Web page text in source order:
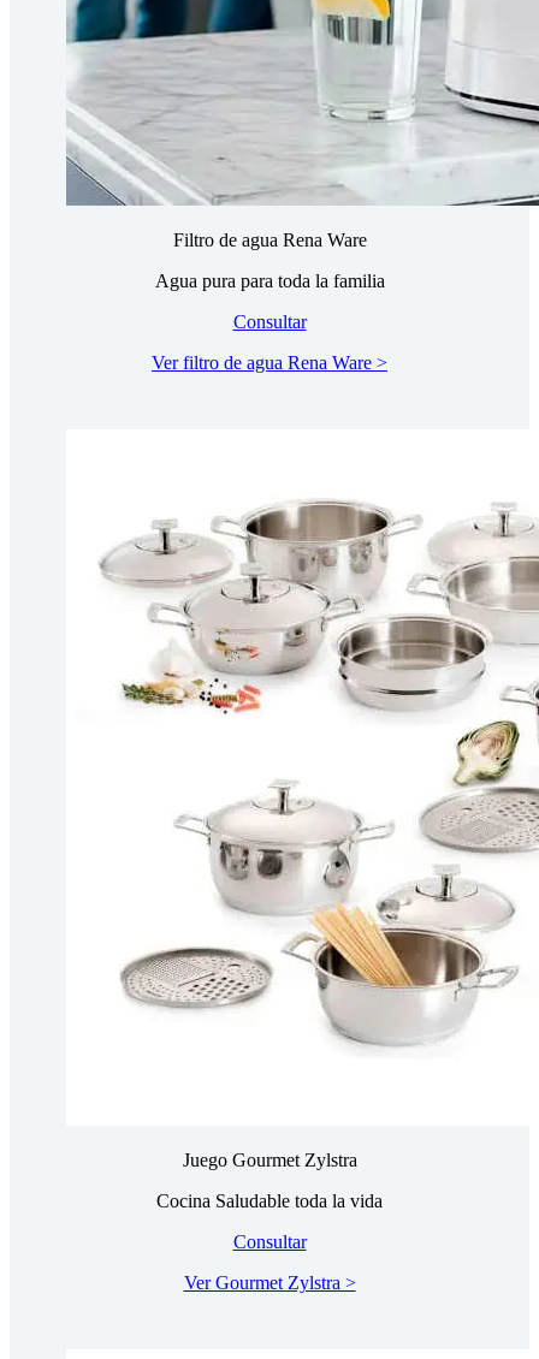
Filtro de agua Rena Ware
Agua pura para toda la familia
Consultar
Ver filtro de agua Rena Ware >
Juego Gourmet Zylstra
Cocina Saludable toda la vida
Consultar
Ver Gourmet Zylstra >